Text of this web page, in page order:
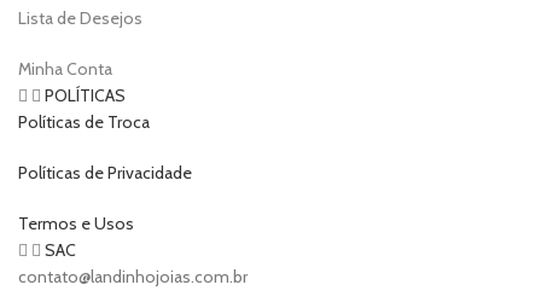
Lista de Desejos
Minha Conta
POLÍTICAS
Políticas de Troca
Políticas de Privacidade
Termos e Usos
SAC
contato@landinhojoias.com.br